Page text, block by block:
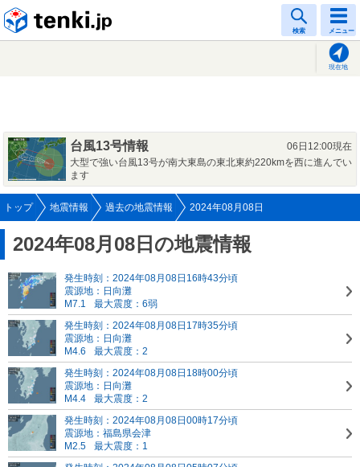
検索 メニュー
現在地
台風13号情報
06日12:00現在
大型で強い台風13号が南大東島の東北東約220kmを西に進んでい
ます
トップ 地震情報 過去の地震情報 2024年08月08日
2024年08月08日の地震情報
発生時刻：2024年08月08日16時43分頃
震源地：日向灘
M7.1
最大震度：6弱
発生時刻：2024年08月08日17時35分頃
震源地：日向灘
M4.6
最大震度：2
発生時刻：2024年08月08日18時00分頃
震源地：日向灘
M4.4
最大震度：2
発生時刻：2024年08月08日00時17分頃
震源地：福島県会津
M2.5
最大震度：1